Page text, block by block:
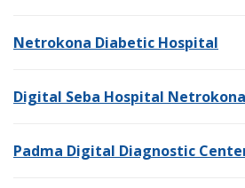
Netrokona Diabetic Hospital
Digital Seba Hospital Netrokona
Padma Digital Diagnostic